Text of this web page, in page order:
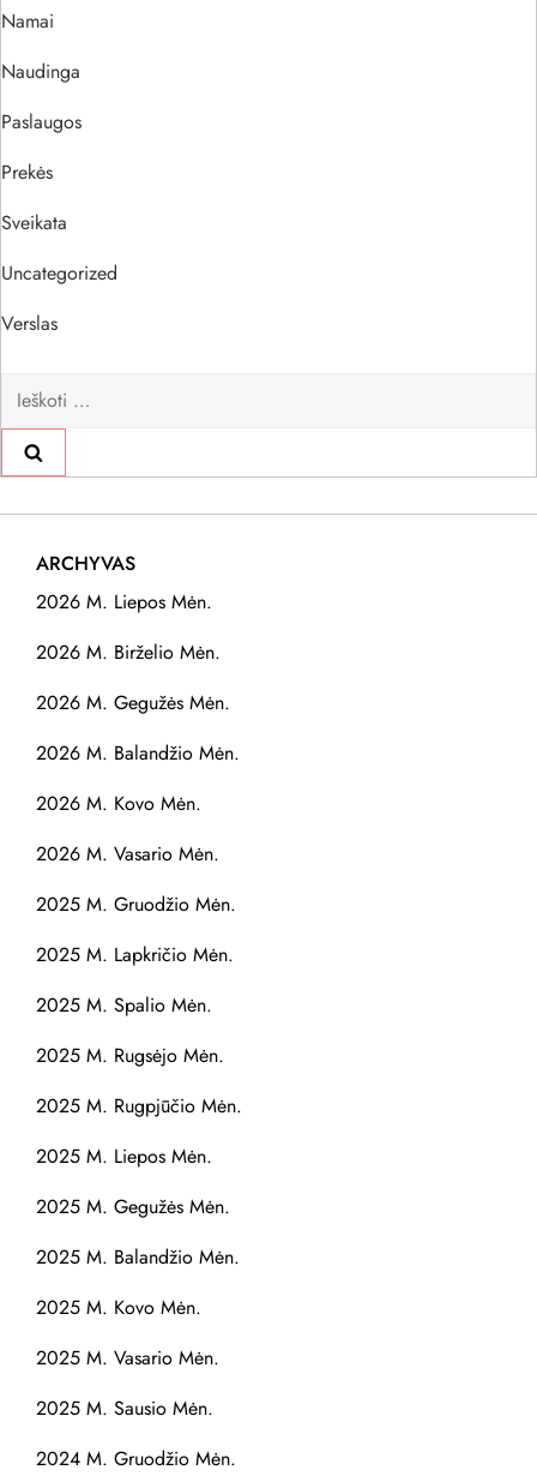
Namai
Naudinga
Paslaugos
Prekės
Sveikata
Uncategorized
Verslas
Ieškoti:
ARCHYVAS
2026 M. Liepos Mėn.
2026 M. Birželio Mėn.
2026 M. Gegužės Mėn.
2026 M. Balandžio Mėn.
2026 M. Kovo Mėn.
2026 M. Vasario Mėn.
2025 M. Gruodžio Mėn.
2025 M. Lapkričio Mėn.
2025 M. Spalio Mėn.
2025 M. Rugsėjo Mėn.
2025 M. Rugpjūčio Mėn.
2025 M. Liepos Mėn.
2025 M. Gegužės Mėn.
2025 M. Balandžio Mėn.
2025 M. Kovo Mėn.
2025 M. Vasario Mėn.
2025 M. Sausio Mėn.
2024 M. Gruodžio Mėn.